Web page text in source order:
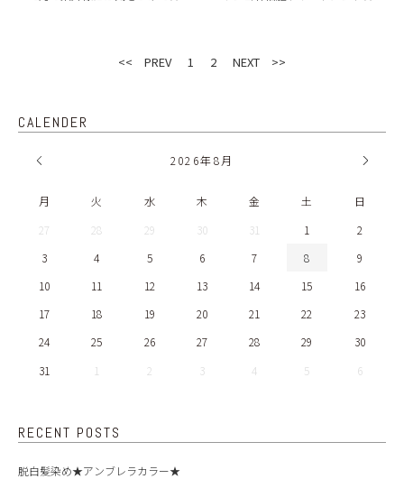
<< PREV 1 2 NEXT >>
CALENDER
2026年8月
月 火 水 木 金 土
日
27
28 29 30 31 1
2
3
4 5 6 7 8
9
10
11 12 13 14 15
16
17
18 19 20 21 22
23
24
25 26 27 28 29
30
31
1 2 3 4 5 6
RECENT POSTS
脱白髪染め★アンブレラカラー★